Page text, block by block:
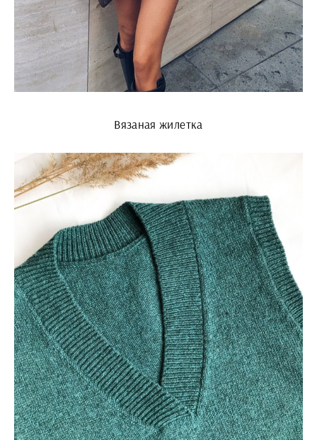
Вязаная жилетка